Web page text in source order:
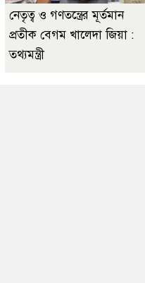
নেতৃত্ব ও গণতন্ত্রের মূর্তমান
প্রতীক বেগম খালেদা জিয়া :
তথ্যমন্ত্রী